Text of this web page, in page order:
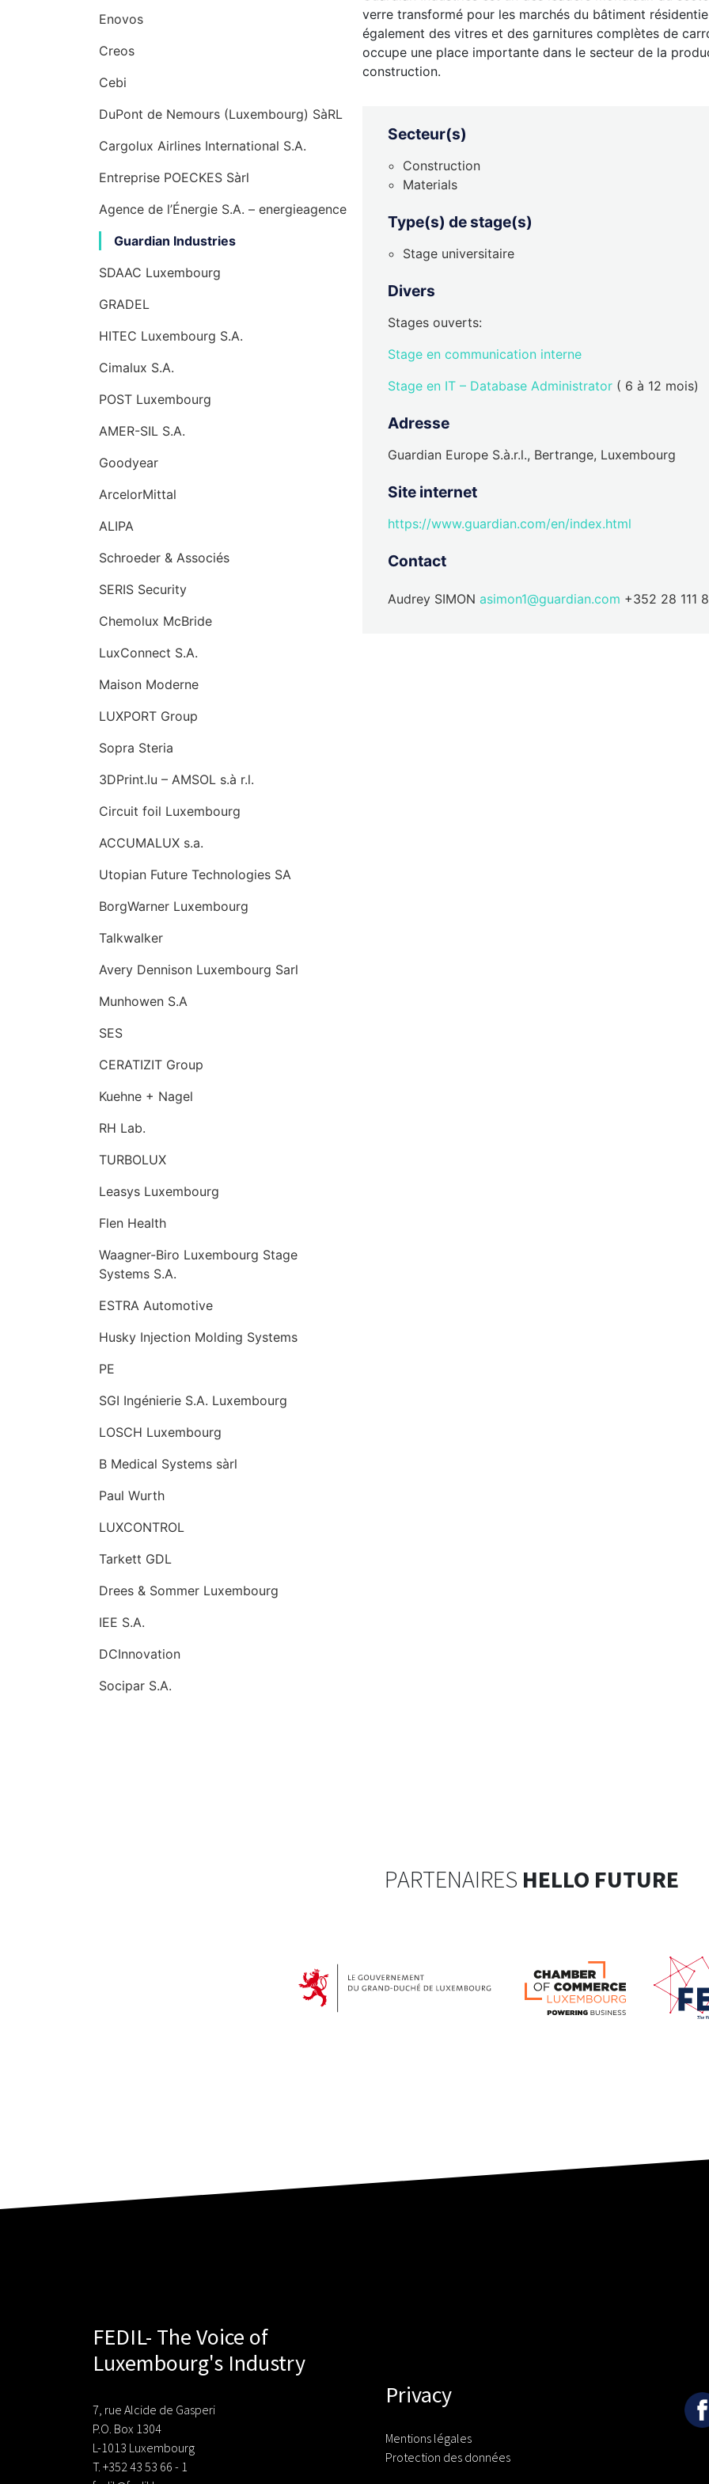
Enovos
Creos
Cebi
DuPont de Nemours (Luxembourg) SàRL
Cargolux Airlines International S.A.
Entreprise POECKES Sàrl
Agence de l’Énergie S.A. – energieagence
Guardian Industries
SDAAC Luxembourg
GRADEL
HITEC Luxembourg S.A.
Cimalux S.A.
POST Luxembourg
AMER-SIL S.A.
Goodyear
ArcelorMittal
ALIPA
Schroeder & Associés
SERIS Security
Chemolux McBride
LuxConnect S.A.
Maison Moderne
LUXPORT Group
Sopra Steria
3DPrint.lu – AMSOL s.à r.l.
Circuit foil Luxembourg
ACCUMALUX s.a.
Utopian Future Technologies SA
BorgWarner Luxembourg
Talkwalker
Avery Dennison Luxembourg Sarl
Munhowen S.A
SES
CERATIZIT Group
Kuehne + Nagel
RH Lab.
TURBOLUX
Leasys Luxembourg
Flen Health
Waagner-Biro Luxembourg Stage
Systems S.A.
ESTRA Automotive
Husky Injection Molding Systems
PE
SGI Ingénierie S.A. Luxembourg
LOSCH Luxembourg
B Medical Systems sàrl
Paul Wurth
LUXCONTROL
Tarkett GDL
Drees & Sommer Luxembourg
IEE S.A.
DCInnovation
Socipar S.A.
verre transformé pour les marchés du bâtiment
également des vitres et des garnitures complètes de
occupe une place importante dans le secteur de la
construction.
Secteur(s)
Construction
Materials
Type(s) de stage(s)
Stage universitaire
Divers
Stages ouverts:
Stage en communication interne
Stage en IT – Database Administrator ( 6 à 12 mois)
Adresse
Guardian Europe S.à.r.l., Bertrange, Luxembourg
Site internet
https://www.guardian.com/en/index.html
Contact
Audrey SIMON asimon1@guardian.com +352 28 111
PARTENAIRES HELLO FUTURE
FEDIL- The Voice of
Luxembourg's Industry
7, rue Alcide de Gasperi
P.O. Box 1304
L-1013 Luxembourg
T. +352 43 53 66 - 1
Privacy
Mentions légales
Protection des données